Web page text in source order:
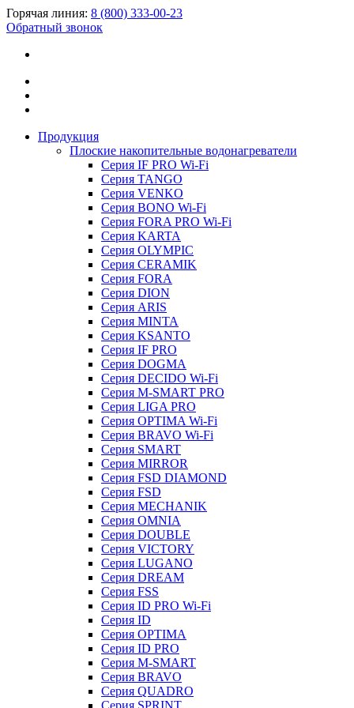
Горячая линия: 8 (800) 333-00-23
Обратный звонок
Продукция
Плоские накопительные водонагреватели
Серия IF PRO Wi-Fi
Серия TANGO
Серия VENKO
Серия BONO Wi-Fi
Серия FORA PRO Wi-Fi
Серия KARTA
Серия OLYMPIC
Серия CERAMIK
Серия FORA
Серия DION
Серия ARIS
Серия MINTA
Серия KSANTO
Серия IF PRO
Серия DOGMA
Серия DECIDO Wi-Fi
Серия M-SMART PRO
Серия LIGA PRO
Серия OPTIMA Wi-Fi
Серия BRAVO Wi-Fi
Серия SMART
Серия MIRROR
Серия FSD DIAMOND
Серия FSD
Серия MECHANIK
Серия OMNIA
Серия DOUBLE
Серия VICTORY
Серия LUGANO
Серия DREAM
Серия FSS
Серия ID PRO Wi-Fi
Серия ID
Серия OPTIMA
Серия ID PRO
Серия M-SMART
Серия BRAVO
Серия QUADRO
Серия SPRINT